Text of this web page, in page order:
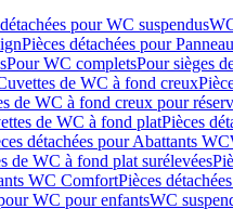
pour WC suspendus
Pièces détachées pour
Pour WC completsPour sièges
de WC à fond creux
de WC à fond creux pour
de WC à fond platPièces
détachées pour Abattants WC
de WC à fond plat surélevées
WC ComfortPièces
WC pour enfantsWC